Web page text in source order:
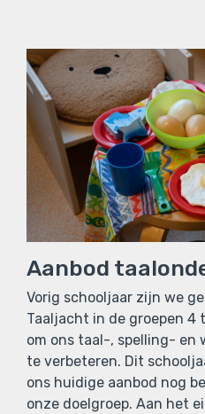
Aanbod
Vorig schooljaar zijn we
Taaljacht in de groepen 4
om ons taal-, spelling- en
te verbeteren. Dit
ons huidige aanbod nog
onze doelgroep. Aan het